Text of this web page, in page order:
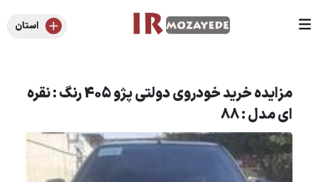
استان
مزایده خرید خودروی دولتی پژو 405 رنگ : نقره
ای مدل : 88